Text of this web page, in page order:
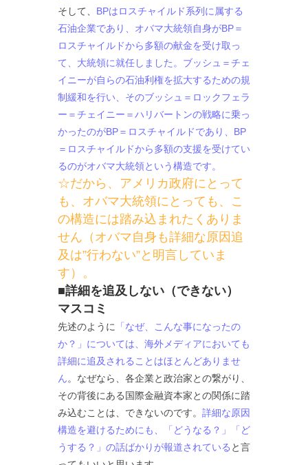
そして、 BPはロスチャイルド系列に属する
石油企業であり、オバマ大統領自身がBP＝
ロスチャイルドから多額の献金を受け取っ
て、大統領に就任しました。ブッシュ＝チェ
イニーが自らの石油利権を拡大するための規
制緩和を行い、そのブッシュ＝ロックフェラ
ー＝チェイニー＝ハリバートンの戦略に乗っ
かったのがBP＝ロスチャイルドであり、BP
＝ロスチャイルドから多額の支援を受けてい
るのがオバマ大統領という構造です。
☆だから、アメリカ政府にとって
も、オバマ大統領にとっても、こ
の構造には踏み込まれたくありま
せん（オバマ自身も詳細な原因追
及は”行わない”と明言していま
す）。
■詳細を追及しない（できない）
マスコミ
先述のように
「なぜ、こんな事になったの
か？」については、海外メディアにおいても
詳細に追及されることはほとんどありませ
ん。なぜなら、各企業と政治家との繋がり、
その背後にある国際金融資本家との関係に踏
み込むことは、できないのです。 詳細な原因
構造を避けるためにも、「どうなる？」「ど
うする？」の話ばかりが報道されている と言